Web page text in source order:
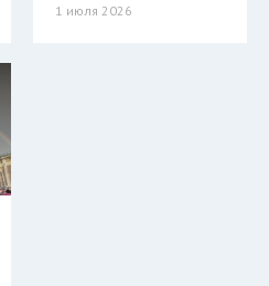
1 июля 2026